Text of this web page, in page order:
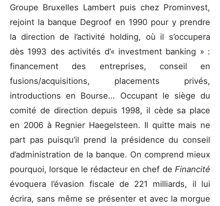
Groupe Bruxelles Lambert puis chez Prominvest,
rejoint la banque Degroof en 1990 pour y prendre
la direction de l’activité holding, où il s’occupera
dès 1993 des activités d’« investment banking » :
financement des entreprises, conseil en
fusions/acquisitions, placements privés,
introductions en Bourse… Occupant le siège du
comité de direction depuis 1998, il cède sa place
en 2006 à Regnier Haegelsteen. Il quitte mais ne
part pas puisqu’il prend la présidence du conseil
d’administration de la banque. On comprend mieux
pourquoi, lorsque le rédacteur en chef de Financité
évoquera l’évasion fiscale de 221 milliards, il lui
écrira, sans même se présenter et avec la morgue